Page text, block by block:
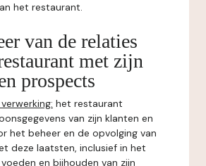
het restaurant.
van de relaties
met zijn
prospects
het restaurant
van zijn klanten en
het beheer en de opvolging van
deze laatsten, inclusief in het
en bijhouden van zijn